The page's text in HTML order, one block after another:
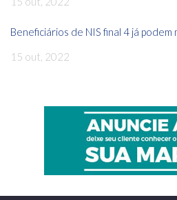
Beneficiários de NIS final 4 já
15 out, 2022